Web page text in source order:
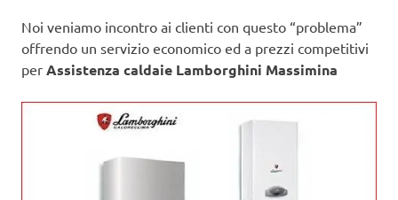
Noi veniamo incontro ai clienti con questo “problema”
offrendo un servizio economico ed a prezzi competitivi
per Assistenza caldaie Lamborghini Massimina